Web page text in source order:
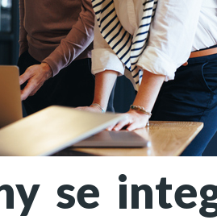
se